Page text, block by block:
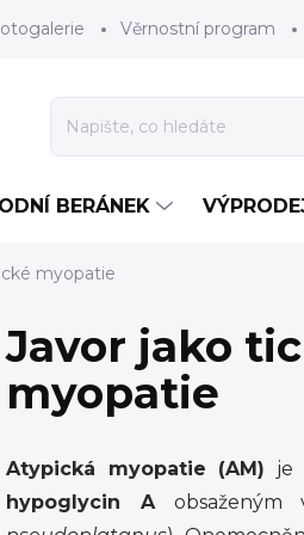
Věrnostní program
BERÁNEK
myopatie
Javor jako
myopatie
Atypická myopatie (AM) je
hypoglycin Aobsaženým